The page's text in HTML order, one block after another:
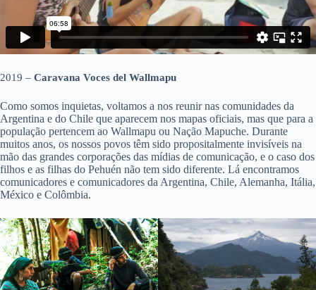
2019 – Caravana Voces del Wallmapu
Como somos inquietas, voltamos a nos reunir nas comunidades da
Argentina e do Chile que aparecem nos mapas oficiais, mas que para a
população pertencem ao Wallmapu ou Nação Mapuche. Durante
muitos anos, os nossos povos têm sido propositalmente invisíveis na
mão das grandes corporações das mídias de comunicação, e o caso dos
filhos e as filhas do Pehuén não tem sido diferente. Lá encontramos
comunicadores e comunicadores da Argentina, Chile, Alemanha, Itália,
México e Colômbia.